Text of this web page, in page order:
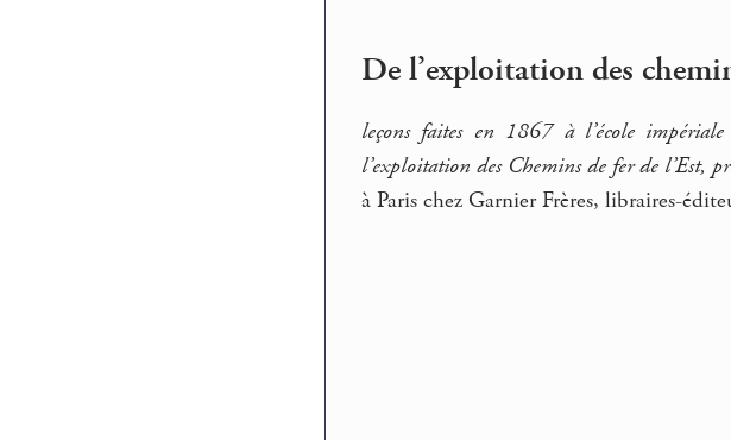
De l’exploitation des
leçons faites en 1867 à l’école
l’exploitation des Chemins de fer de l’Est,
à Paris chez Garnier Frères, libraires-